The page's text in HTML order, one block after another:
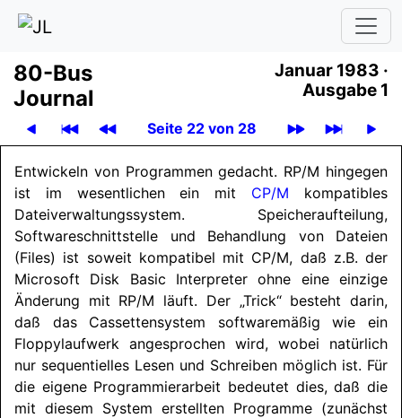
80-Bus
Journal
Januar 1983 ·
Ausgabe 1
Seite 22 von 28
Entwickeln von Programmen gedacht. RP/M hingegen
ist im wesentlichen ein mit CP/M kompatibles
Dateiverwaltungssystem. Speicheraufteilung,
Softwareschnittstelle und Behandlung von Dateien
(Files) ist soweit kompatibel mit CP/M, daß z.B. der
Microsoft Disk Basic Interpreter ohne eine einzige
Änderung mit RP/M läuft. Der „Trick“ besteht darin,
daß das Cassettensystem softwaremäßig wie ein
Floppylaufwerk angesprochen wird, wobei natürlich
nur sequentielles Lesen und Schreiben möglich ist. Für
die eigene Programmierarbeit bedeutet dies, daß die
mit diesem System erstellten Programme (zunächst